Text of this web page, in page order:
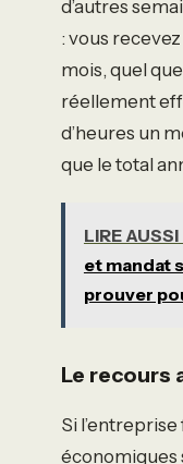
d’autres
: vous
mois, quel
réellement
d’heures un
que le total
LIRE AUSSI
et mandat
prouver
Le recours
Si
économiques